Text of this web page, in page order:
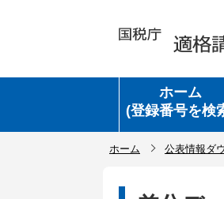
ホーム
(登録番号を検
ホーム 公表情報ダ